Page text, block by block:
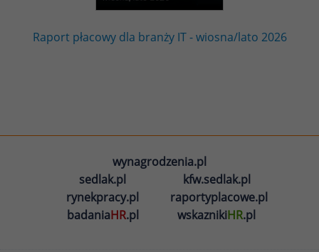
Raport płacowy dla branży IT - wiosna/lato 2026
wynagrodzenia.pl
sedlak.pl
kfw.sedlak.pl
rynekpracy.pl
raportyplacowe.pl
badaniaHR.pl wskaznikiHR.pl